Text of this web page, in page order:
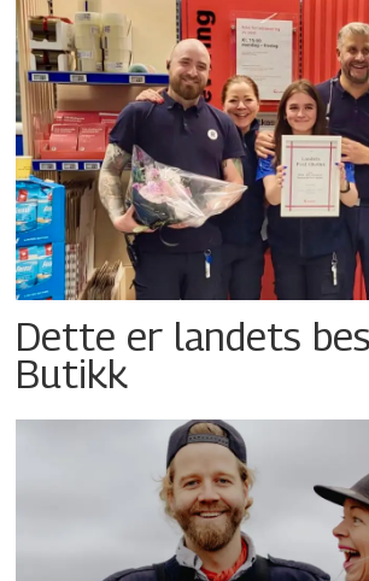
Dette er landets
Butikk